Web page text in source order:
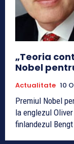
„Teoria
Nobel
Actualitate 10
Premiul Nobel
la englezul
finlandezul